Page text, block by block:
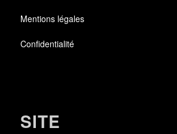
Mentions légales
Confidentialité
SITE